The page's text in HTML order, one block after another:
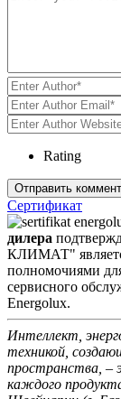
Rating
Сертификат
дилера
КЛИМАТ"
полномочиями
сервисного
Energolux.
Интеллект,
техникой,
пространства, –
каждого